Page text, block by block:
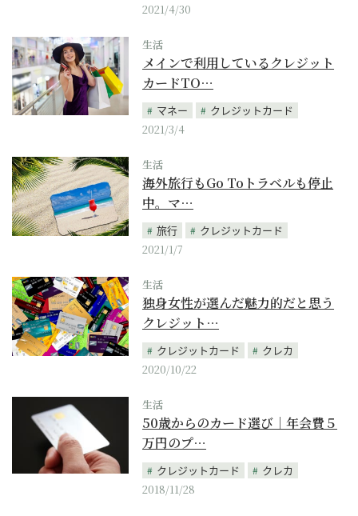
2021/4/30
生活
メインで利用しているクレジット
カードTO…
マネー
クレジットカード
2021/3/4
生活
海外旅行もGo Toトラベルも停止
中。マ…
旅行
クレジットカード
2021/1/7
生活
独身女性が選んだ魅力的だと思う
クレジット…
クレジットカード
クレカ
2020/10/22
生活
50歳からのカード選び｜年会費５
万円のプ…
クレジットカード
クレカ
2018/11/28